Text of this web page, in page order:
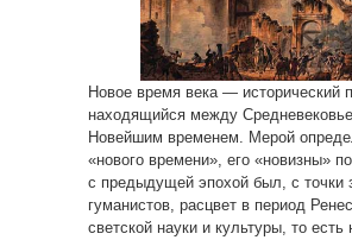
Новое время века — исторический
находящийся между
Новейшим временем. Мерой
«нового времени», его «новизны»
с предыдущей эпохой был, с точки
гуманистов, расцвет в период
светской науки и культуры, то есть